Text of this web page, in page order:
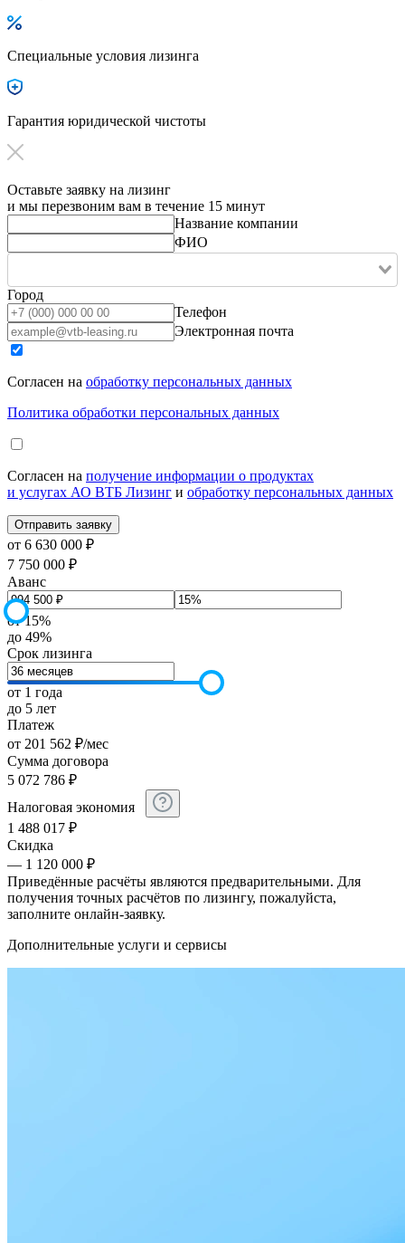
Специальные условия лизинга
Гарантия юридической чистоты
Оставьте заявку на лизинг
и мы перезвоним вам в течение 15 минут
Название компании
ФИО
Город
Телефон
Электронная почта
Согласен на обработку персональных данных
Политика обработки персональных данных
Согласен на получение информации о продуктах
и услугах АО ВТБ Лизинг и обработку персональных данных
от 6 630 000 ₽
7 750 000 ₽
Аванс
от 15%
до 49%
Срок лизинга
от 1 года
до 5 лет
Платеж
от 201 562 ₽/мес
Сумма договора
5 072 786 ₽
Налоговая экономия
1 488 017 ₽
Скидка
— 1 120 000 ₽
Приведённые расчёты являются предварительными. Для
получения точных расчётов по лизингу, пожалуйста,
заполните онлайн-заявку.
Дополнительные услуги и сервисы